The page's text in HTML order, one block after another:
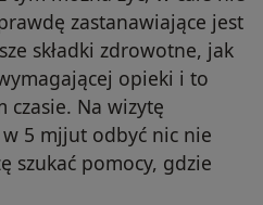
zastanawiające jest
składki zdrowotne, jak
opieki i to
czasie. Na wizytę
w 5 mjjut odbyć nic nie
szukać pomocy, gdzie